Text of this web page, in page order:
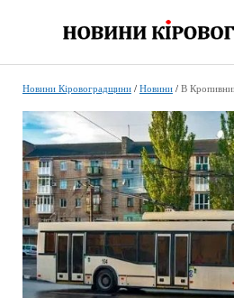
Новини Кіровоградщини/ Новини/ В